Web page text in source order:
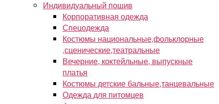
Индивидуальный пошив
Корпоративная одежда
Спецодежда
Костюмы национальные,фольклорные
,сценические,театральные
Вечерние, коктейльные, выпускные
платья
Костюмы детские бальные,танцевальные
Одежда для питомцев